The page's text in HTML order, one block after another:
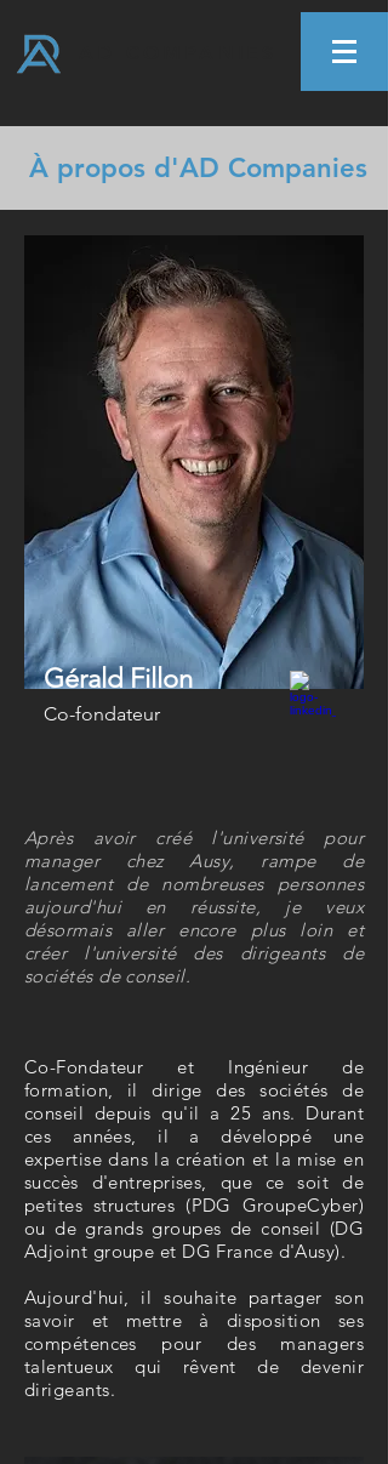
À propos d'AD Companies
Gérald Fillon
Co-fondateur
Après avoir créé l'université pour
manager chez Ausy, rampe de
lancement de nombreuses personnes
aujourd'hui en réussite, je veux
désormais aller encore plus loin et
créer l'université des dirigeants de
sociétés de conseil.
Co-Fondateur et Ingénieur de
formation, il dirige des sociétés de
conseil depuis qu'il a 25 ans. Durant
ces années, il a développé une
expertise dans la création et la mise en
succès d'entreprises, que ce soit de
petites structures (PDG GroupeCyber)
ou de grands groupes de conseil (DG
Adjoint groupe et DG France d'Ausy).
Aujourd'hui, il souhaite partager son
savoir et mettre à disposition ses
compétences pour des managers
talentueux qui rêvent de devenir
dirigeants.